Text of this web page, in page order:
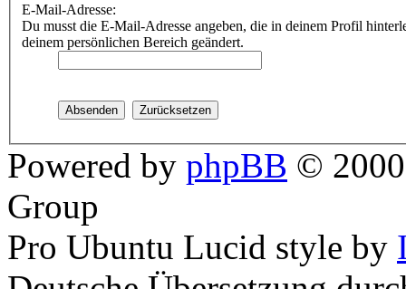
E-Mail-Adresse:
Du musst die E-Mail-Adresse angeben, die in deinem Profil
deinem persönlichen Bereich geändert.
Powered by phpBB ©
Group
Pro Ubuntu Lucid style by